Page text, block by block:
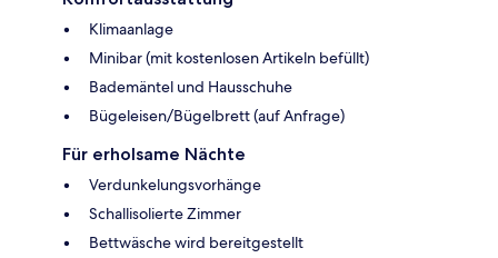
Klimaanlage
Minibar (mit kostenlosen Artikeln befüllt)
Bademäntel und Hausschuhe
Bügeleisen/Bügelbrett (auf Anfrage)
Für erholsame Nächte
Verdunkelungsvorhänge
Schallisolierte Zimmer
Bettwäsche wird bereitgestellt